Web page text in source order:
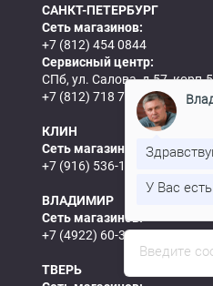
САНКТ-ПЕТЕРБУРГ
Сеть магазинов:
+7 (812) 454 0844
Сервисный центр:
СПб, ул. Салова, д.57, корп.5
+7 (812) 718 7693
КЛИН
Сеть магазинов:
+7 (916) 536-15-61
ВЛАДИМИР
Сеть магазинов:
+7 (4922) 60-31-60
ТВЕРЬ
Введите
У Вас